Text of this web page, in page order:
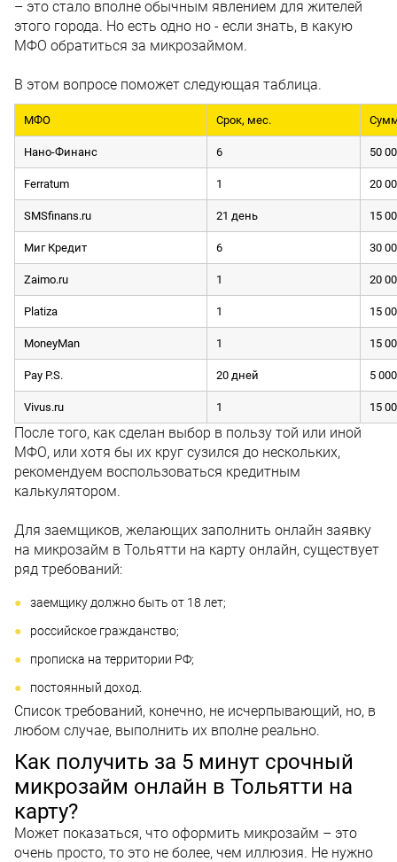
– это стало вполне обычным явлением для жителей
этого города. Но есть одно но - если знать, в какую
МФО обратиться за микрозаймом.
В этом вопросе поможет следующая таблица.
МФО Срок, мес.
Нано-Финанс 6 50
Ferratum 1 20
SMSfinans.ru 21 день 15
Миг Кредит 6 30
Zaimo.ru 1 20
Platiza 1 15
MoneyMan 1 15
Pay P.S. 20 дней 5 000
Vivus.ru 1 15
После того, как сделан выбор в пользу той или иной
МФО, или хотя бы их круг сузился до нескольких,
рекомендуем воспользоваться кредитным
калькулятором.
Для заемщиков, желающих заполнить онлайн заявку
на микрозайм в Тольятти на карту онлайн, существует
ряд требований:
заемщику должно быть от 18 лет;
российское гражданство;
прописка на территории РФ;
постоянный доход.
Список требований, конечно, не исчерпывающий, но, в
любом случае, выполнить их вполне реально.
Как получить за 5 минут срочный
микрозайм онлайн в Тольятти на
карту?
Может показаться, что оформить микрозайм – это
очень просто, то это не более, чем иллюзия. Не нужно